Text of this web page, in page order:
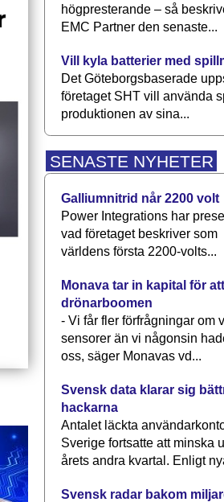
högpresterande – så
EMC Partner den senaste...
Vill kyla batterier med
Det Göteborgsbaserade
företaget SHT vill använda
produktionen av sina...
SENASTE NYHETER
Galliumnitrid når 2200 volt
Power Integrations har
vad företaget beskriver som
världens första 2200-volts...
Monava tar in kapital för
drönarboomen
- Vi får fler förfrågningar om
sensorer än vi någonsin
oss, säger Monavas vd...
Svensk data klarar sig
hackarna
Antalet läckta
Sverige fortsatte att minska
årets andra kvartal. Enligt
Svensk radar bakom